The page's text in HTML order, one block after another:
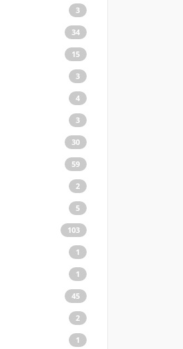
3
34
15
3
4
3
30
59
2
5
103
1
1
45
2
1